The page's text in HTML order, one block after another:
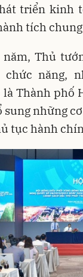
triển kinh
tích
Thủ
năng,
Thành phố
sung những
tục hành